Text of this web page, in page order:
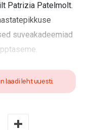
Patrizia Patelmolt.
suveakadeemiad
laadi leht uuesti.